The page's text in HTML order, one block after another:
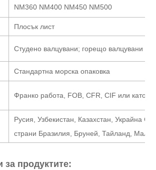
NM360 NM400 NM450 NM500
Плосък лист
Студено валцувани; горещо валцувани
Стандартна морска опаковка
Франко работа, FOB, CFR, CIF или като
Русия, Узбекистан, Казахстан, Украйна
страни Бразилия, Бруней, Тайланд,
за продуктите: